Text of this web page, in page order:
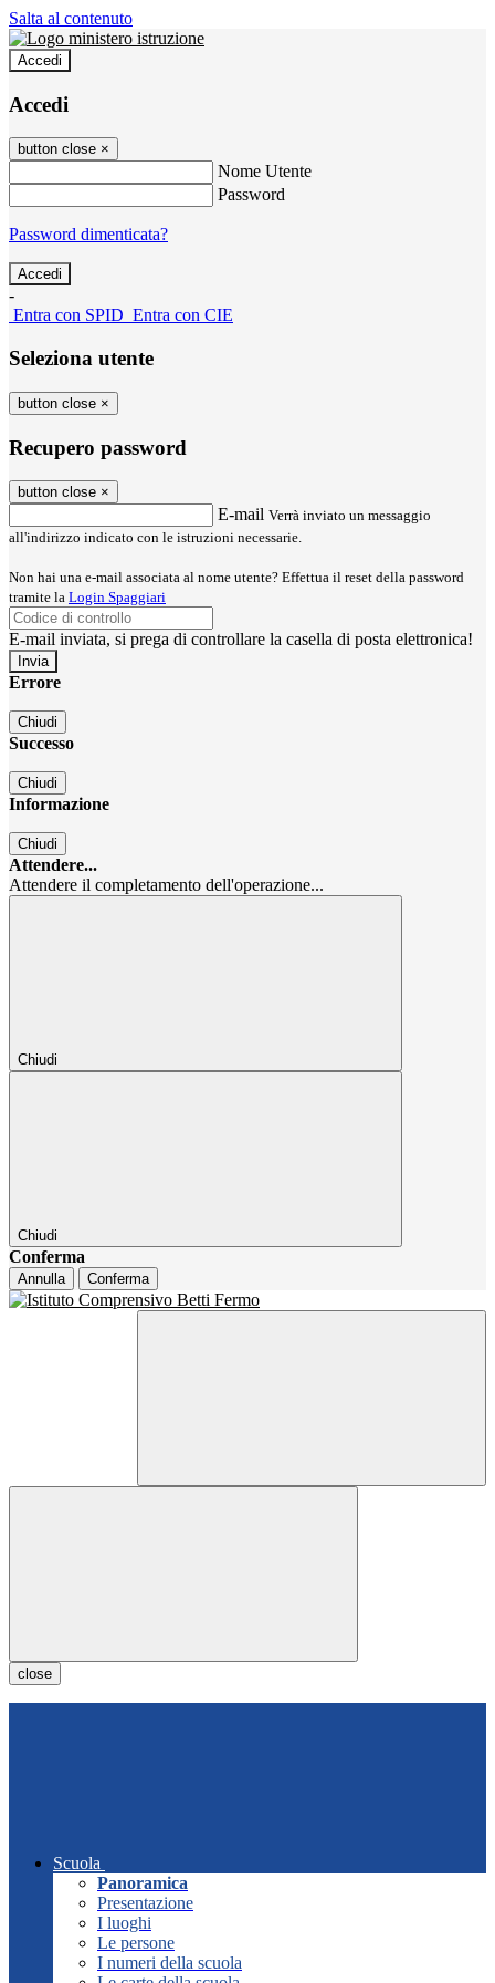
Salta al contenuto
Accedi
Accedi
button close ×
Nome Utente
Password
Password dimenticata?
-
Entra con SPID Entra con CIE
Seleziona utente
button close ×
Recupero password
button close ×
E-mail Verrà inviato un messaggio
all'indirizzo indicato con le istruzioni necessarie.
Non hai una e-mail associata al nome utente? Effettua il reset della password
tramite la Login Spaggiari
E-mail inviata, si prega di controllare la casella di posta elettronica!
Errore
Chiudi
Successo
Chiudi
Informazione
Chiudi
Attendere...
Attendere il completamento dell'operazione...
Chiudi
Chiudi
Conferma
Annulla Conferma
close
Scuola
Panoramica
Presentazione
I luoghi
Le persone
I numeri della scuola